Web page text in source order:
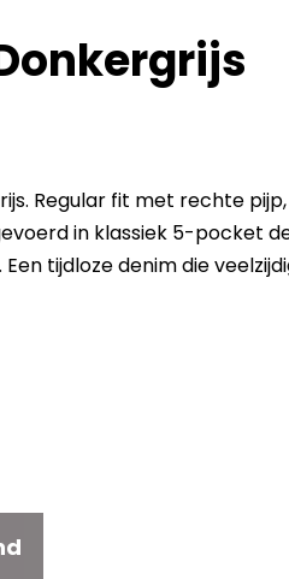
Regular fit met rechte pijp,
in klassiek 5-pocket
tijdloze denim die